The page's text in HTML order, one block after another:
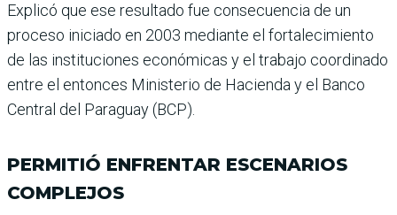
Explicó que ese resultado fue consecuencia de un
proceso iniciado en 2003 mediante el fortalecimiento
de las ins­tituciones económicas y el trabajo coordinado
entre el entonces Ministerio de Hacienda y el Banco
Central del Paraguay (BCP).
PERMITIÓ ENFRENTAR ESCENARIOS
COMPLEJOS